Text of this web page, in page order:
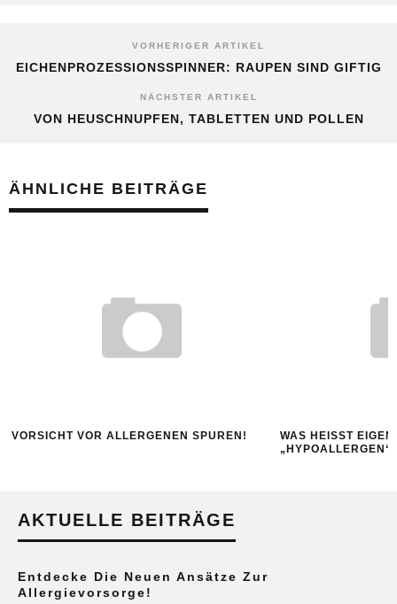
VORHERIGER ARTIKEL
EICHENPROZESSIONSSPINNER: RAUPEN SIND GIFTIG
NÄCHSTER ARTIKEL
VON HEUSCHNUPFEN, TABLETTEN UND POLLEN
ÄHNLICHE BEITRÄGE
VORSICHT VOR ALLERGENEN SPUREN!
WAS HEISST
HYPOALLERGEN“?
AKTUELLE BEITRÄGE
Entdecke Die Neuen Ansätze Zur
Allergievorsorge!